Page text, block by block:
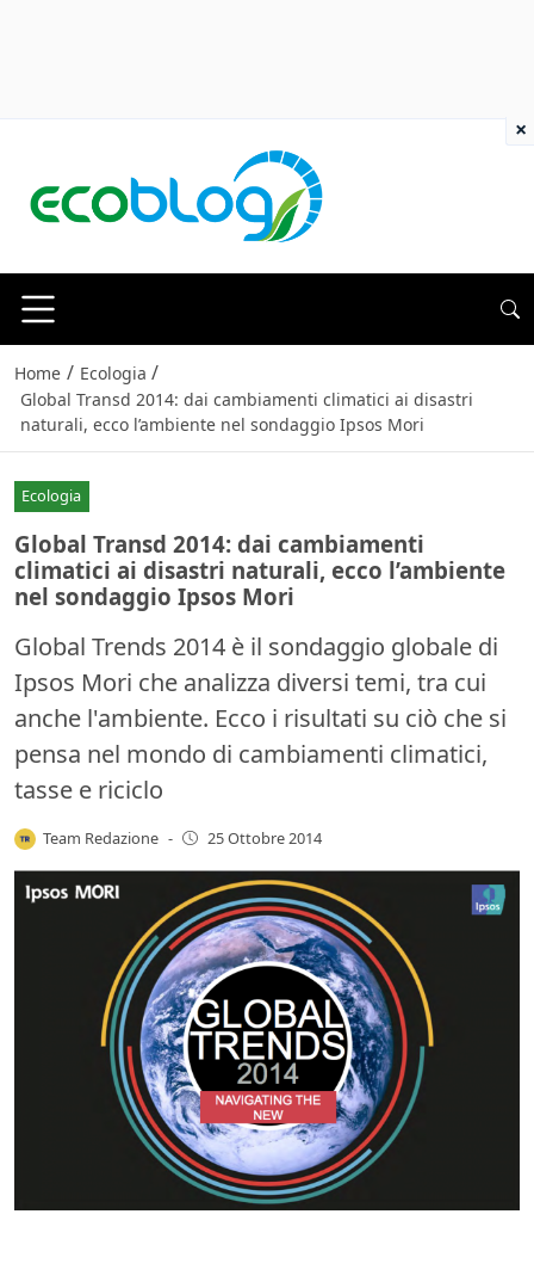
Home / Ecologia /
Global Transd 2014: dai cambiamenti climatici ai disastri
naturali, ecco l’ambiente nel sondaggio Ipsos Mori
Ecologia
Global Transd 2014: dai cambiamenti
climatici ai disastri naturali, ecco l’ambiente
nel sondaggio Ipsos Mori
Global Trends 2014 è il sondaggio globale di
Ipsos Mori che analizza diversi temi, tra cui
anche l'ambiente. Ecco i risultati su ciò che si
pensa nel mondo di cambiamenti climatici,
tasse e riciclo
Team Redazione - 25 Ottobre 2014
×